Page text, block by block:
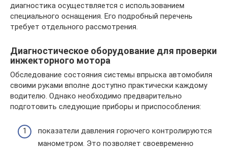
диагностика осуществляется с использованием
специального оснащения. Его подробный перечень
требует отдельного рассмотрения.
Диагностическое оборудование для проверки
инжекторного мотора
Обследование состояния системы впрыска автомобиля
своими руками вполне доступно практически каждому
водителю. Однако необходимо предварительно
подготовить следующие приборы и приспособления:
показатели давления горючего контролируются
манометром. Это позволяет своевременно